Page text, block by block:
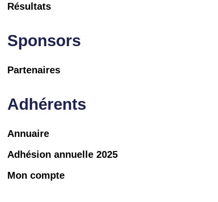
Résultats
Sponsors
Partenaires
Adhérents
Annuaire
Adhésion annuelle 2025
Mon compte